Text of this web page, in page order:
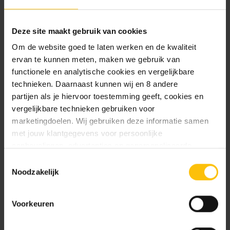
Deze site maakt gebruik van cookies
Om de website goed te laten werken en de kwaliteit
ervan te kunnen meten, maken we gebruik van
functionele en analytische cookies en vergelijkbare
technieken. Daarnaast kunnen wij en 8 andere
partijen als je hiervoor toestemming geeft, cookies en
vergelijkbare technieken gebruiken voor
marketingdoelen. Wij gebruiken deze informatie samen
met jouw klantgegevens voor persoonlijke
ervaringen: je eigen DTDD (gepersonaliseerde
aanbevelingen, functionaliteiten en communicatie binnen
dtdd.nl (relevante advertenties op websites en apps van
Noodzakelijk
Voorkeuren
Wat kan je verwachten?
Verschillende brouwerijen
Een mix van de beste Pilsners
Inhoud in liters: 4,08 - 8,16
Dit bierpakket bevat de volgende
bieren:
Estaminet Refined Lager fles 25cl - Pilsner -
Omer Vander Ghinste Blauw fles 33cl - Pilsner -